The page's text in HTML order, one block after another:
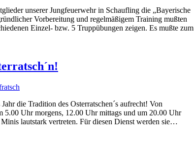
unserer Jungfeuerwehr in Schaufling die „Bayerische
Vorbereitung und regelmäßigem Training mußten
Einzel- bzw. 5 Truppübungen zeigen. Es mußte zum
die Tradition des Osterratschen´s aufrecht! Von
5.00 Uhr morgens, 12.00 Uhr mittags und um 20.00 Uhr
lautstark vertreten. Für diesen Dienst werden sie…